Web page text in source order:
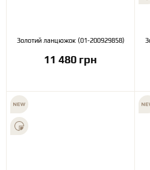
Золотий ланцюжок (01-200929858)
11 480 грн